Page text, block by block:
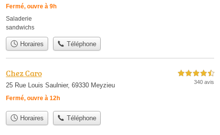
Fermé, ouvre à 9h
Saladerie
sandwichs
Horaires Téléphone
Chez Caro
25 Rue Louis Saulnier, 69330 Meyzieu
Fermé, ouvre à 12h
4,5 étoiles sur 5
340 avis
Horaires Téléphone